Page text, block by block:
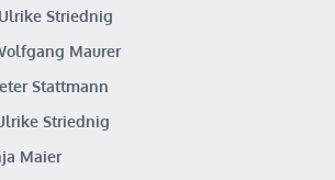
Ulrike Striednig
Maurer
Stattmann
Striednig
Maier